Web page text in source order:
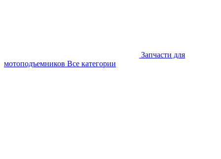
Запчасти для
мотоподъемников Все категории